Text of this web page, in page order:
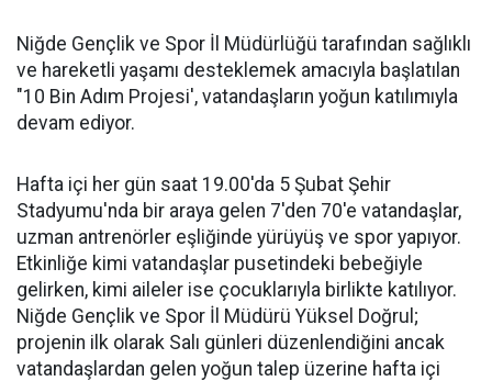
Niğde Gençlik ve Spor İl Müdürlüğü tarafından sağlıklı
ve hareketli yaşamı desteklemek amacıyla başlatılan
"10 Bin Adım Projesi', vatandaşların yoğun katılımıyla
devam ediyor.
Hafta içi her gün saat 19.00'da 5 Şubat Şehir
Stadyumu'nda bir araya gelen 7'den 70'e vatandaşlar,
uzman antrenörler eşliğinde yürüyüş ve spor yapıyor.
Etkinliğe kimi vatandaşlar pusetindeki bebeğiyle
gelirken, kimi aileler ise çocuklarıyla birlikte katılıyor.
Niğde Gençlik ve Spor İl Müdürü Yüksel Doğrul;
projenin ilk olarak Salı günleri düzenlendiğini ancak
vatandaşlardan gelen yoğun talep üzerine hafta içi